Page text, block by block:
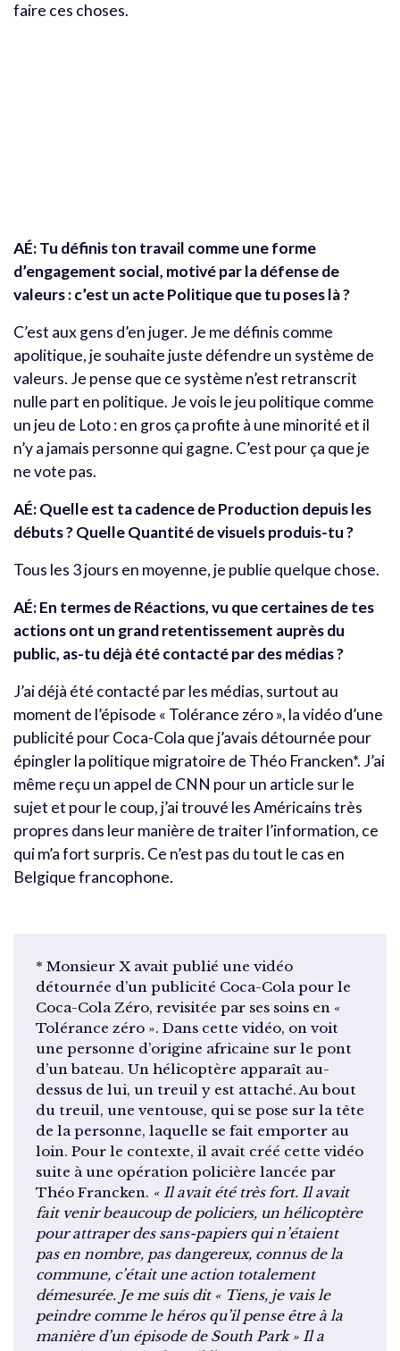
faire ces choses.
AÉ:Tu définis ton travail comme une forme
d’engagement social, motivé par la défense de
valeurs : c’est un acte Politique que tu poses là ?
C’est aux gens d’en juger. Je me définis comme
apolitique, je souhaite juste défendre un système de
valeurs. Je pense que ce système n’est retranscrit
nulle part en politique. Je vois le jeu politique comme
un jeu de Loto : en gros ça profite à une minorité et il
n’y a jamais personne qui gagne. C’est pour ça que je
ne vote pas.
AÉ:Quelle est ta cadence de Production depuis les
débuts ? Quelle Quantité de visuels produis-tu ?
Tous les 3 jours en moyenne, je publie quelque chose.
AÉ:En termes de Réactions, vu que certaines de tes
actions ont un grand retentissement auprès du
public, as-tu déjà été contacté par des médias ?
J’ai déjà été contacté par les médias, surtout au
moment de l’épisode « Tolérance zéro », la vidéo d’une
publicité pour Coca-Cola que j’avais détournée pour
épingler la politique migratoire de Théo Francken*. J’ai
même reçu un appel de CNN pour un article sur le
sujet et pour le coup, j’ai trouvé les Américains très
propres dans leur manière de traiter l’information, ce
qui m’a fort surpris. Ce n’est pas du tout le cas en
Belgique francophone.
* Monsieur X avait publié une vidéo
détournée d’un publicité Coca-Cola pour le
Coca-Cola Zéro, revisitée par ses soins en «
Tolérance zéro ». Dans cette vidéo, on voit
une personne d’origine africaine sur le pont
d’un bateau. Un hélicoptère apparaît au-
dessus de lui, un treuil y est attaché. Au bout
du treuil, une ventouse, qui se pose sur la tête
de la personne, laquelle se fait emporter au
loin. Pour le contexte, il avait créé cette vidéo
suite à une opération policière lancée par
Théo Francken. « Il avait été très fort. Il avait
fait venir beaucoup de policiers, un hélicoptère
pour attraper des sans-papiers qui n’étaient
pas en nombre, pas dangereux, connus de la
commune, c’était une action totalement
démesurée. Je me suis dit « Tiens, je vais le
peindre comme le héros qu’il pense être à la
manière d’un épisode de South Park » Il a